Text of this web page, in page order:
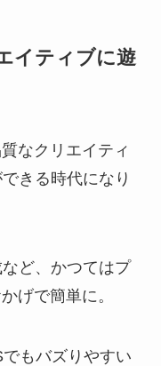
イティブに遊
なクリエイティ
きる時代になり
ど、かつてはプ
げで簡単に。
もバズりやすい